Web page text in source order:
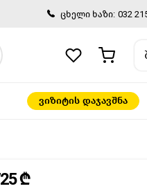
ცხელი ხაზი: 032
ვიზიტის დაჯავშნა
₾